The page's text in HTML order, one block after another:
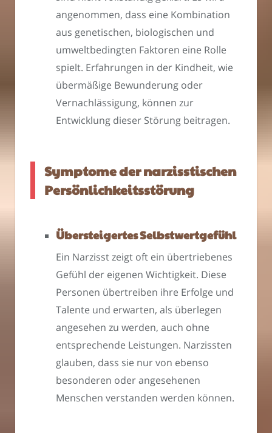
angenommen, dass eine Kombination
aus genetischen, biologischen und
umweltbedingten Faktoren eine Rolle
spielt. Erfahrungen in der Kindheit, wie
übermäßige Bewunderung oder
Vernachlässigung, können zur
Entwicklung dieser Störung beitragen.
Symptome der narzisstischen
Persönlichkeitsstörung
Übersteigertes Selbstwertgefühl
Ein Narzisst zeigt oft ein übertriebenes
Gefühl der eigenen Wichtigkeit. Diese
Personen übertreiben ihre Erfolge und
Talente und erwarten, als überlegen
angesehen zu werden, auch ohne
entsprechende Leistungen. Narzissten
glauben, dass sie nur von ebenso
besonderen oder angesehenen
Menschen verstanden werden können.